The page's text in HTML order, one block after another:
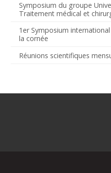
Symposium du groupe
Traitement médical et
1er Symposium
la cornée
Réunions scientifiques